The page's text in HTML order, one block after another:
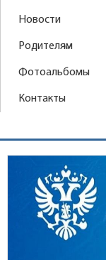
Новости
Родителям
Фотоальбомы
Контакты